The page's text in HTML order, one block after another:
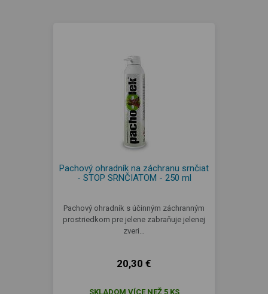
Pachový ohradník na záchranu srnčiat
- STOP SRNČIATOM - 250 ml
Pachový ohradník s účinným záchranným
prostriedkom pre jelene zabraňuje jelenej
zveri…
20,30 €
SKLADOM VÍCE NEŽ 5 KS